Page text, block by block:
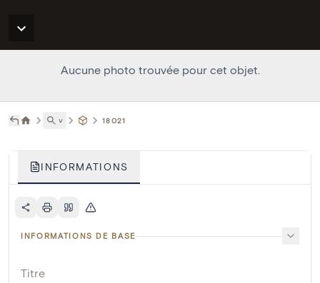
Aucune photo trouvée pour cet objet.
˅ 18021
INFORMATIONS
INFORMATIONS DE BASE
Titre